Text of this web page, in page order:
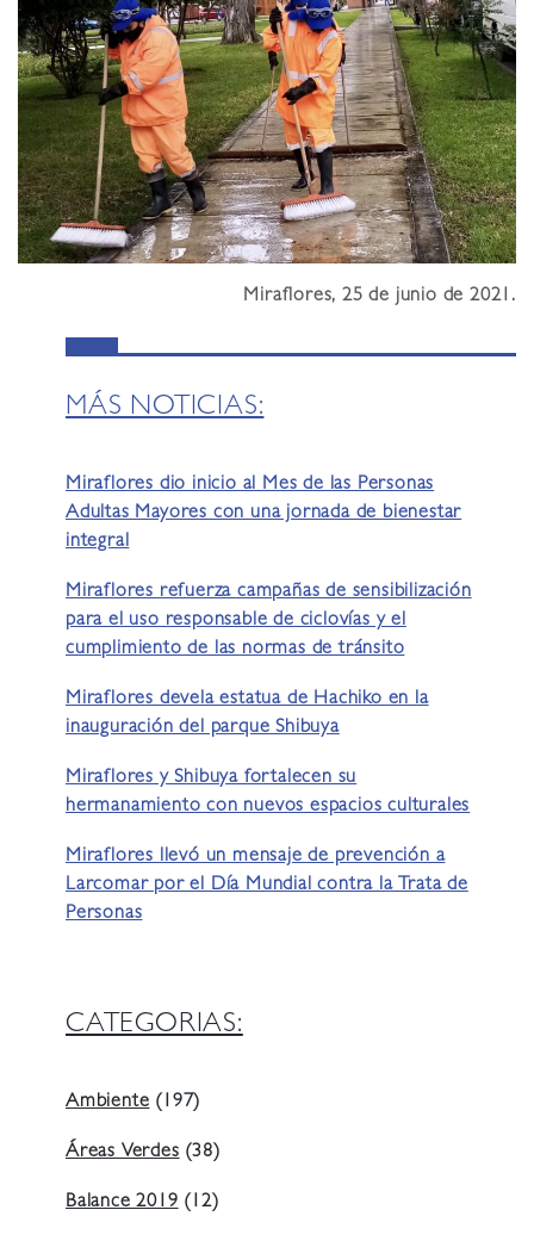
Miraflores, 25 de junio de 2021.
MÁS NOTICIAS:
Miraflores dio inicio al Mes de las Personas
Adultas Mayores con una jornada de bienestar
integral
Miraflores refuerza campañas de sensibilización
para el uso responsable de ciclovías y el
cumplimiento de las normas de tránsito
Miraflores devela estatua de Hachiko en la
inauguración del parque Shibuya
Miraflores y Shibuya fortalecen su
hermanamiento con nuevos espacios culturales
Miraflores llevó un mensaje de prevención a
Larcomar por el Día Mundial contra la Trata de
Personas
CATEGORIAS:
Ambiente (197)
Áreas Verdes (38)
Balance 2019 (12)